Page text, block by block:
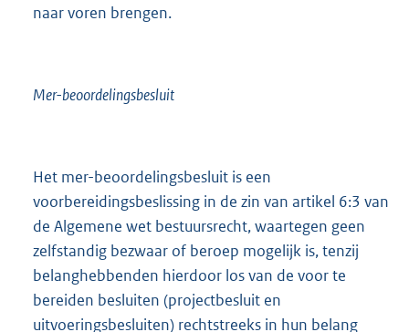
naar voren brengen.
Mer-beoordelingsbesluit
Het mer-beoordelingsbesluit is een
voorbereidingsbeslissing in de zin van artikel 6:3 van
de Algemene wet bestuursrecht, waartegen geen
zelfstandig bezwaar of beroep mogelijk is, tenzij
belanghebbenden hierdoor los van de voor te
bereiden besluiten (projectbesluit en
uitvoeringsbesluiten) rechtstreeks in hun belang